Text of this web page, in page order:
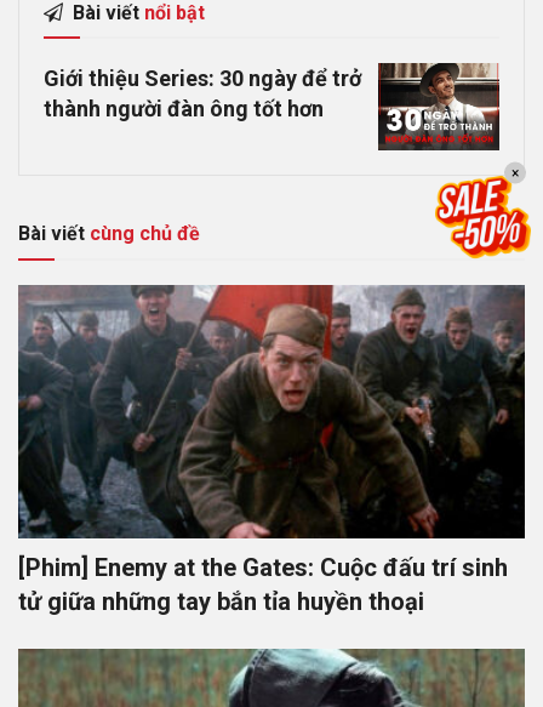
Bài viết nổi bật
Giới thiệu Series: 30 ngày để trở
thành người đàn ông tốt hơn
Bài viết cùng chủ đề
[Phim] Enemy at the Gates: Cuộc đấu trí sinh
tử giữa những tay bắn tỉa huyền thoại
×